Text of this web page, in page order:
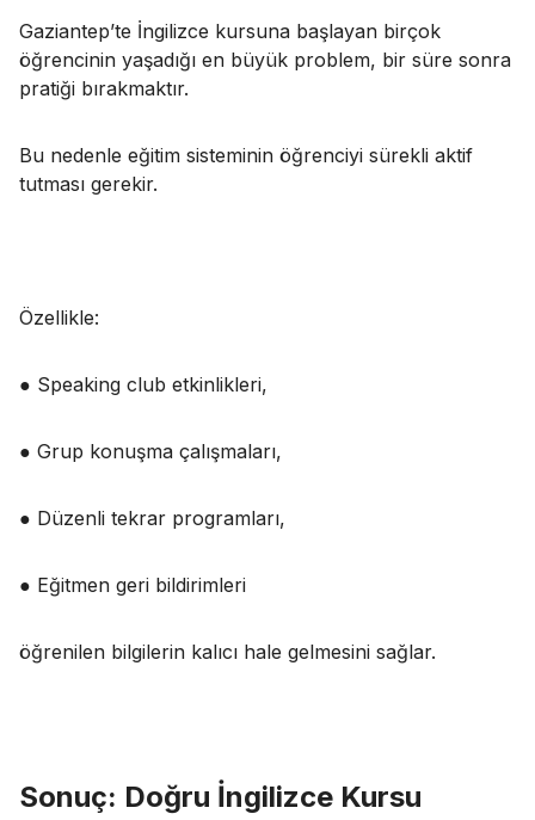
Gaziantep’te İngilizce kursuna başlayan birçok
öğrencinin yaşadığı en büyük problem, bir süre sonra
pratiği bırakmaktır.
Bu nedenle eğitim sisteminin öğrenciyi sürekli aktif
tutması gerekir.
Özellikle:
● Speaking club etkinlikleri,
● Grup konuşma çalışmaları,
● Düzenli tekrar programları,
● Eğitmen geri bildirimleri
öğrenilen bilgilerin kalıcı hale gelmesini sağlar.
Sonuç: Doğru İngilizce Kursu